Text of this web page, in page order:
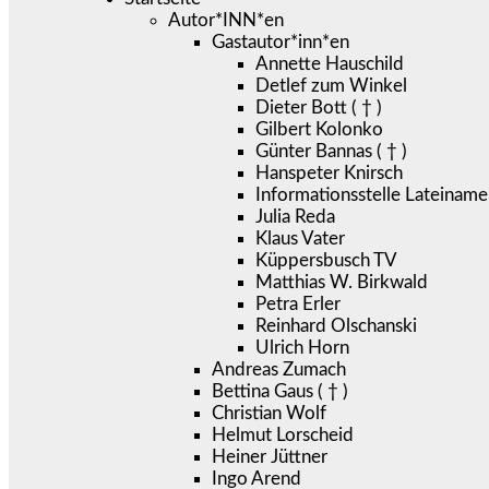
Autor*INN*en
Gastautor*inn*en
Annette Hauschild
Detlef zum Winkel
Dieter Bott ( † )
Gilbert Kolonko
Günter Bannas ( † )
Hanspeter Knirsch
Informationsstelle
Julia Reda
Klaus Vater
Küppersbusch TV
Matthias W. Birkwald
Petra Erler
Reinhard Olschanski
Ulrich Horn
Andreas Zumach
Bettina Gaus ( † )
Christian Wolf
Helmut Lorscheid
Heiner Jüttner
Ingo Arend